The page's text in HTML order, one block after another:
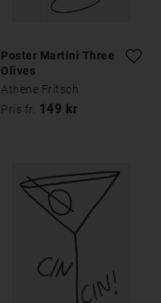
Poster Martini Three
Olives
Athene Fritsch
Pris fr. 149 kr